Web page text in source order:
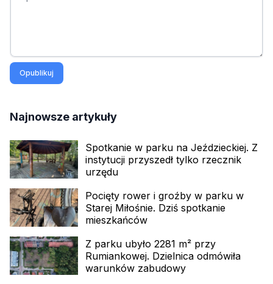
Opublikuj
Najnowsze artykuły
Spotkanie w parku na Jeździeckiej. Z
instytucji przyszedł tylko rzecznik
urzędu
Pocięty rower i groźby w parku w
Starej Miłośnie. Dziś spotkanie
mieszkańców
Z parku ubyło 2281 m² przy
Rumiankowej. Dzielnica odmówiła
warunków zabudowy